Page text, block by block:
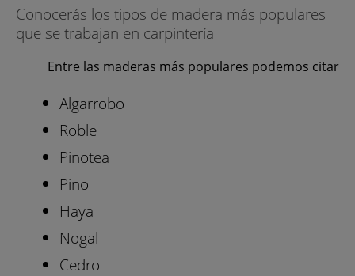
Conocerás los tipos de madera más populares
que se trabajan en carpintería
Entre las maderas más populares podemos citar
Algarrobo
Roble
Pinotea
Pino
Haya
Nogal
Cedro